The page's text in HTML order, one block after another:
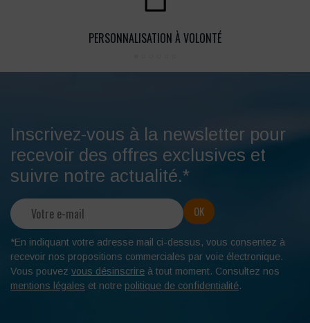
PERSONNALISATION À VOLONTÉ
Inscrivez-vous à la newsletter pour
recevoir des offres exclusives et
suivre notre actualité.*
*En indiquant votre adresse mail ci-dessus, vous consentez à
recevoir nos propositions commerciales par voie électronique.
Vous pouvez vous désinscrire à tout moment. Consultez nos
mentions légales et notre politique de confidentialité.